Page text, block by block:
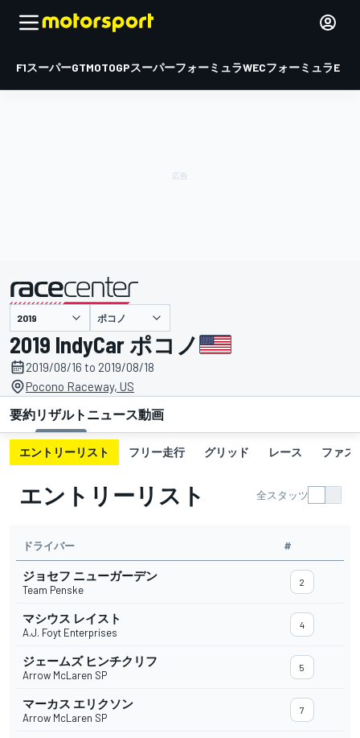
F1スーパーGTMOTOGPスーパーフォーミュラWECフォーミュラE
主催 ポコノ
2019 IndyCar ポコノ
2019/08/16 to 2019/08/18
Pocono Raceway, US
要約リザルト ニュース動画
エントリーリスト フリー走行 グリッド レース ファス
エントリーリスト 全スタッツ
ドライバー #
ジョセフ ニューガーデン
Team Penske
2
マシウス レイスト
A.J. Foyt Enterprises
4
ジェームズ ヒンチクリフ
Arrow McLaren SP
5
マーカス エリクソン
Arrow McLaren SP
7